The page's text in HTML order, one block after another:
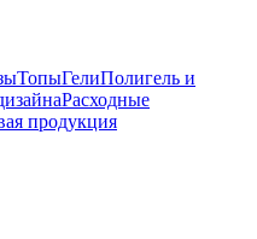
ТопыГелиПолигель и
Расходные
продукция